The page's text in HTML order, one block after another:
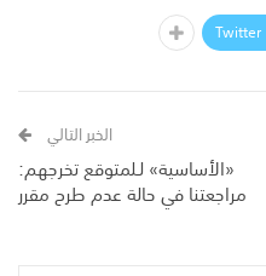
Twitter
الخبر التالي
«الأساسية» لـلمتوقع تخرجهم:
مراجعتنا في حالة عدم طرح مقرر